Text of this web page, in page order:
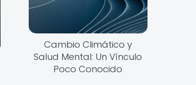
Cambio Climático y
Salud Mental: Un Vínculo
Poco Conocido